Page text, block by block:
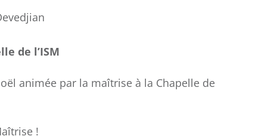
de l’ISM
animée par la maîtrise à la Chapelle de
!